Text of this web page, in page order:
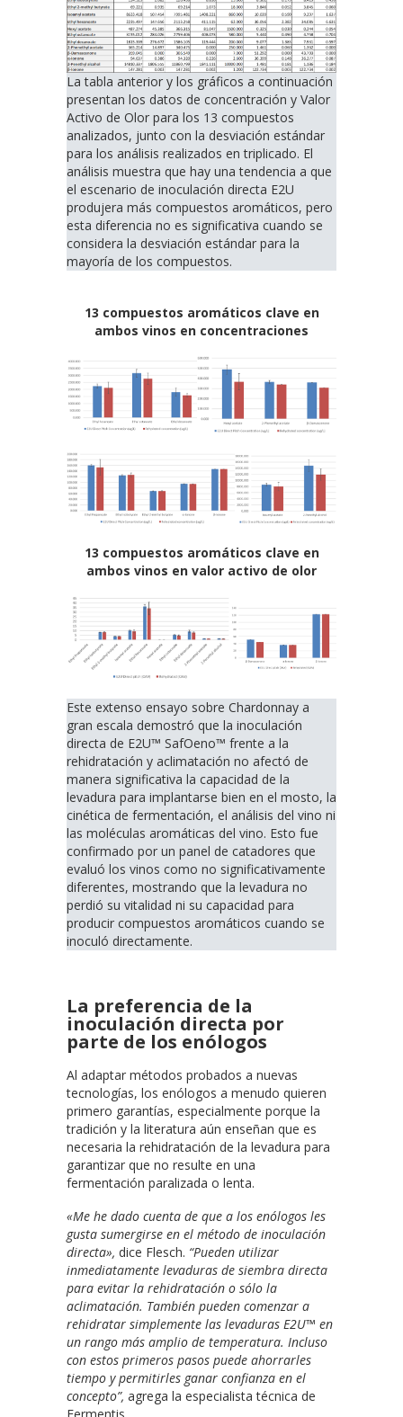
La tabla anterior y los gráficos a continuación
presentan los datos de concentración y Valor
Activo de Olor para los 13 compuestos
analizados, junto con la desviación estándar
para los análisis realizados en triplicado. El
análisis muestra que hay una tendencia a que
el escenario de inoculación directa E2U
produjera más compuestos aromáticos, pero
esta diferencia no es significativa cuando se
considera la desviación estándar para la
mayoría de los compuestos.
13 compuestos aromáticos clave en
ambos vinos en concentraciones
13 compuestos aromáticos clave en
ambos vinos en valor activo de olor
Este extenso ensayo sobre Chardonnay a
gran escala demostró que la inoculación
directa de E2U™ SafOeno™ frente a la
rehidratación y aclimatación no afectó de
manera significativa la capacidad de la
levadura para implantarse bien en el mosto, la
cinética de fermentación, el análisis del vino ni
las moléculas aromáticas del vino. Esto fue
confirmado por un panel de catadores que
evaluó los vinos como no significativamente
diferentes, mostrando que la levadura no
perdió su vitalidad ni su capacidad para
producir compuestos aromáticos cuando se
inoculó directamente.
La preferencia de la
inoculación directa por
parte de los enólogos
Al adaptar métodos probados a nuevas
tecnologías, los enólogos a menudo quieren
primero garantías, especialmente porque la
tradición y la literatura aún enseñan que es
necesaria la rehidratación de la levadura para
garantizar que no resulte en una
fermentación paralizada o lenta.
«Me he dado cuenta de que a los enólogos les
gusta sumergirse en el método de inoculación
directa», dice Flesch. “Pueden utilizar
inmediatamente levaduras de siembra directa
para evitar la rehidratación o sólo la
aclimatación. También pueden comenzar a
rehidratar simplemente las levaduras E2U™ en
un rango más amplio de temperatura. Incluso
con estos primeros pasos puede ahorrarles
tiempo y permitirles ganar confianza en el
concepto”, agrega la especialista técnica de